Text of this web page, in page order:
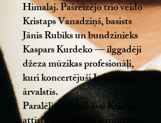
Himalaj. Pašreizējo trio veido
Kristaps Vanadziņš, basists
Jānis Rubiks un bundzinieks
Kaspars Kurdeko — ilggadēji
džeza mūzikas profesionāļi,
kuri koncertējuši Latvijā un
ārvalstīs.
Paralēli trio darbībai Kristaps